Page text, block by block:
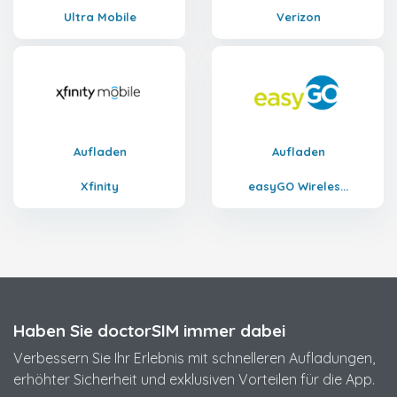
Ultra Mobile Verizon
Aufladen
Xfinity
Aufladen
easyGO Wireles...
Haben Sie doctorSIM immer dabei
Verbessern Sie Ihr Erlebnis mit schnelleren Aufladungen,
erhöhter Sicherheit und exklusiven Vorteilen für die App.